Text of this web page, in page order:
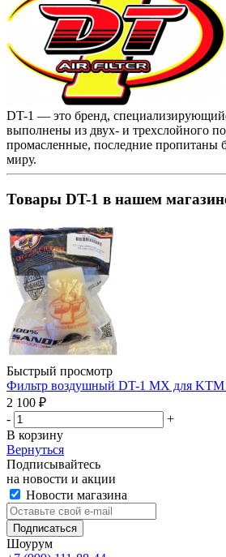
DT-1 — это бренд,
выполнены из двух- и трехслойного
промасленные, последние пропитаны
миру.
Товары DT-1 в нашем
Быстрый просмотр
Фильтр воздушный DT-1 MX для
2 100 ₽
-
+
В корзину
Вернуться
Подписывайтесь
на новости и акции
Новости магазина
Шоурум